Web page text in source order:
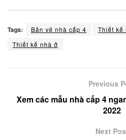
Tags: Bản vẽ nhà cấp 4
Thiết kế
Thiết kế nhà ở
Previous
Xem các mẫu nhà cấp 4
2022
Next